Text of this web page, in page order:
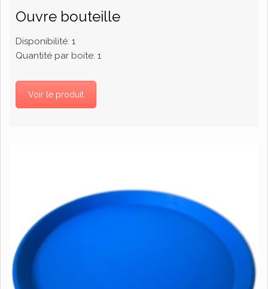
Ouvre bouteille
Disponibilité: 1
Quantité par boite: 1
Voir le produit